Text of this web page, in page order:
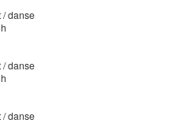
/ danse
/ danse
/ danse